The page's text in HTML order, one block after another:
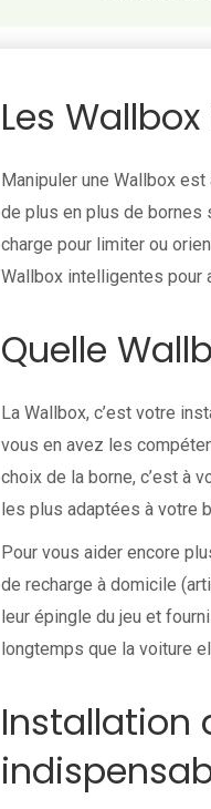
Les
Manipuler une Wallbox
de plus en plus de
charge pour limiter ou
Wallbox intelligentes pour
Quelle
La Wallbox, c’est votre
vous en avez les
choix de la borne, c’est à
les plus adaptées à votre
Pour vous aider encore
de recharge à domicile
leur épingle du jeu et
longtemps que la voiture
Installation